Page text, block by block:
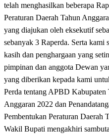
telah menghasilkan beberapa
Peraturan Daerah Tahun
yang diajukan oleh eksekutif
sebanyak 3 Raperda. Serta kami
kasih dan penghargaan yang
pimpinan dan anggota Dewan
yang diberikan kepada kami
Perda tentang APBD
Anggaran 2022 dan
Pembentukan Peraturan Daerah
Wakil Bupati mengakhiri